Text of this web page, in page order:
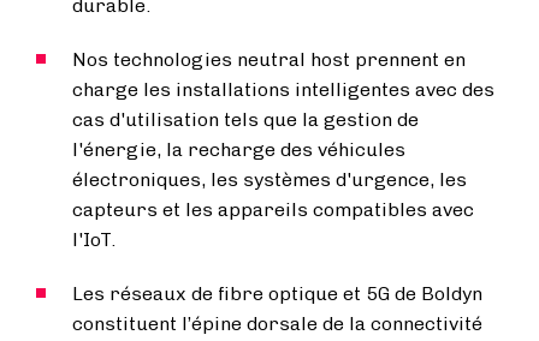
durable.
Nos technologies neutral host prennent en
charge les installations intelligentes avec des
cas d'utilisation tels que la gestion de
l'énergie, la recharge des véhicules
électroniques, les systèmes d'urgence, les
capteurs et les appareils compatibles avec
l'IoT.
Les réseaux de fibre optique et 5G de Boldyn
constituent l’épine dorsale de la connectivité